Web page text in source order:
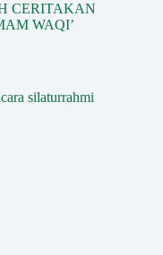
CERITAKAN
WAQI’